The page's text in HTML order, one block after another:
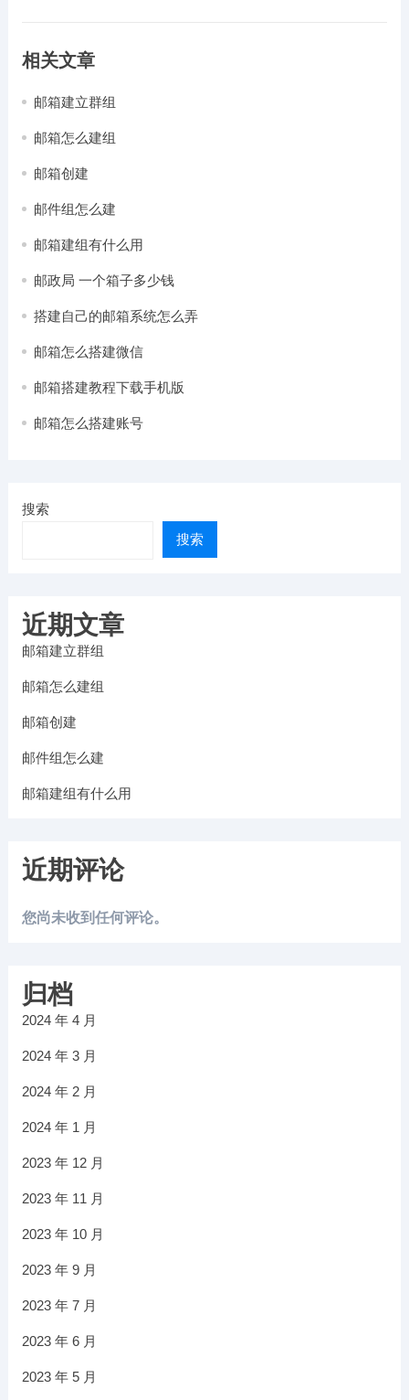
相关文章
邮箱建立群组
邮箱怎么建组
邮箱创建
邮件组怎么建
邮箱建组有什么用
邮政局 一个箱子多少钱
搭建自己的邮箱系统怎么弄
邮箱怎么搭建微信
邮箱搭建教程下载手机版
邮箱怎么搭建账号
搜索
搜索
近期文章
邮箱建立群组
邮箱怎么建组
邮箱创建
邮件组怎么建
邮箱建组有什么用
近期评论
您尚未收到任何评论。
归档
2024 年 4 月
2024 年 3 月
2024 年 2 月
2024 年 1 月
2023 年 12 月
2023 年 11 月
2023 年 10 月
2023 年 9 月
2023 年 7 月
2023 年 6 月
2023 年 5 月